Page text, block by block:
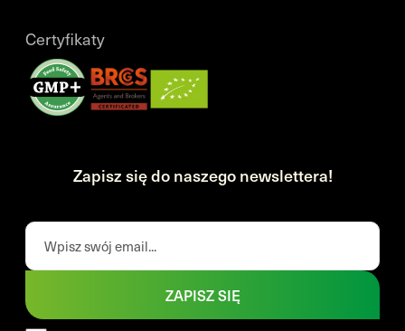
Certyfikaty
Zapisz się do naszego newslettera!
ZAPISZ SIĘ